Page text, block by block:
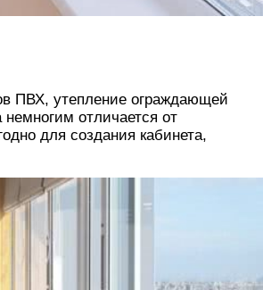
ПВХ, утепление ограждающей
отличается от
для создания кабинета,